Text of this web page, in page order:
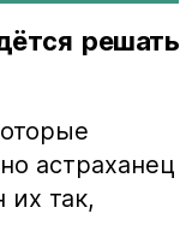
решать
астраханец
их так,